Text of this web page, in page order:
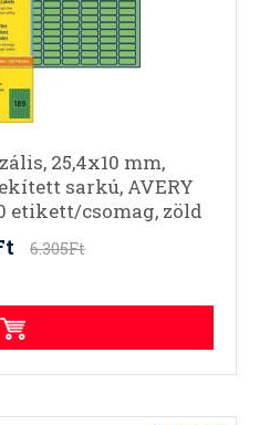
25,4x10 mm,
sarkú, AVERY
etikett/csomag, zöld
6.305Ft